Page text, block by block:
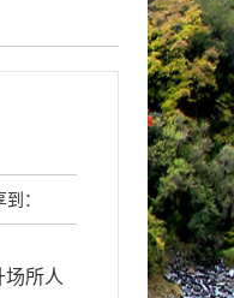
：
所人